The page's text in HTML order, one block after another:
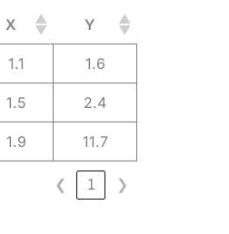
X Y
1.1 1.6
1.5 2.4
1.9 11.7
❮ 1 ❯